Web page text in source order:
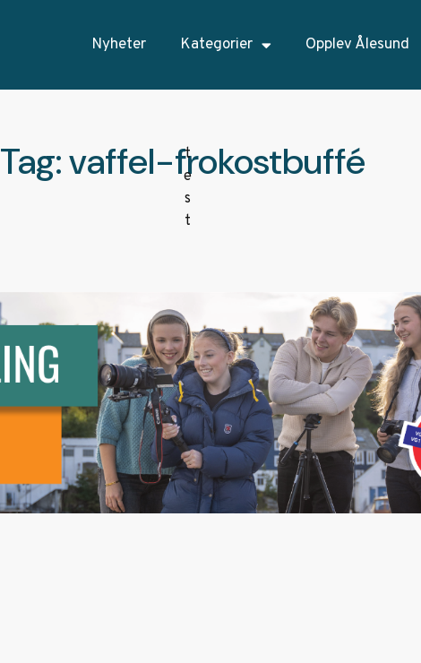
Nyheter Kategorier Opplev Ålesund
Tag: vaffel-frokostbuffé